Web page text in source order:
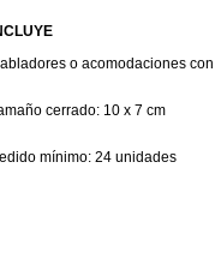
o acomodaciones
cerrado: 10 x 7 cm
mínimo: 24 unidades